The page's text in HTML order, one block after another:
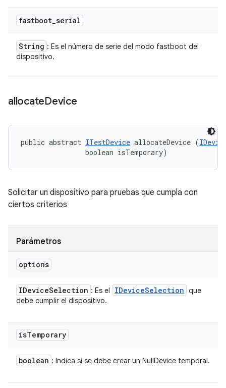
fastboot_serial
String : Es el número de serie del modo fastboot del
dispositivo.
allocateDevice
public abstract ITestDevice allocateDevice (
                boolean isTemporary)
Solicitar un dispositivo para pruebas que cumpla con
ciertos criterios
Parámetros
options
IDeviceSelection : Es el IDeviceSelection que
debe cumplir el dispositivo.
isTemporary
boolean : Indica si se debe crear un NullDevice temporal.